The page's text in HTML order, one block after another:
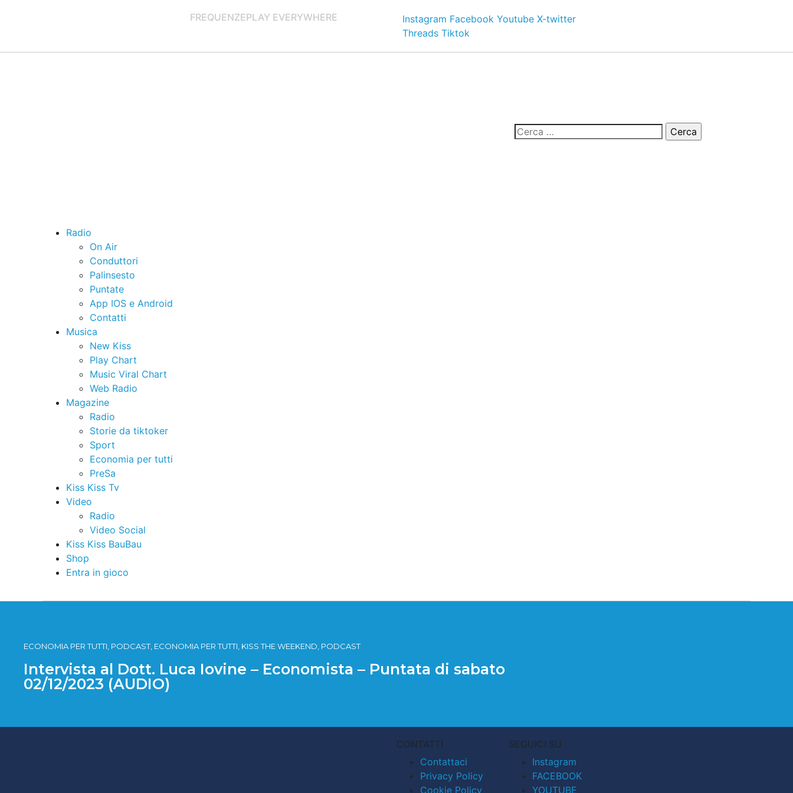
FREQUENZEPLAY EVERYWHERE Instagram Facebook Youtube X-twitter
Threads Tiktok
Radio
On Air
Conduttori
Palinsesto
Puntate
App IOS e Android
Contatti
Musica
New Kiss
Play Chart
Music Viral Chart
Web Radio
Magazine
Radio
Storie da tiktoker
Sport
Economia per tutti
PreSa
Kiss Kiss Tv
Video
Radio
Video Social
Kiss Kiss BauBau
Shop
Entra in gioco
ECONOMIA PER TUTTI, PODCAST, ECONOMIA PER TUTTI, KISS THE WEEKEND, PODCAST
Intervista al Dott. Luca Iovine – Economista – Puntata di sabato
02/12/2023 (AUDIO)
CONTATTI
Contattaci
Privacy Policy
Cookie Policy
SEGUICI SU
Instagram
FACEBOOK
YOUTUBE